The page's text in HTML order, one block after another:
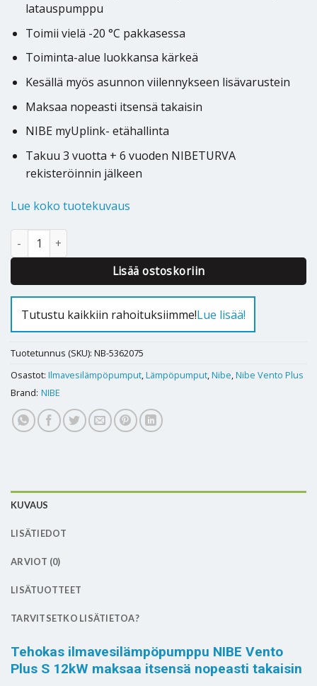
latauspumppu
Toimii vielä -20 °C pakkasessa
Toiminta-alue luokkansa kärkeä
Kesällä myös asunnon viilennykseen lisävarustein
Maksaa nopeasti itsensä takaisin
NIBE myUplink- etähallinta
Takuu 3 vuotta + 6 vuoden NIBETURVA
rekisteröinnin jälkeen
Lue koko tuotekuvaus
Ilmavesilämpöpumppu Nibe Vento Plus 12kW S määrä
Lisää ostoskoriin
Alternative:
Tutustu kaikkiin rahoituksiimme!Lue lisää!
Tuotetunnus (SKU): NB-5362075
Osastot: Ilmavesilämpöpumput,Lämpöpumput,Nibe,Nibe Vento Plus
Brand: NIBE
KUVAUS
LISÄTIEDOT
ARVIOT (0)
LISÄTUOTTEET
TARVITSETKO LISÄTIETOA?
Tehokas ilmavesilämpöpumppu NIBE Vento
Plus S 12kW maksaa itsensä nopeasti takaisin